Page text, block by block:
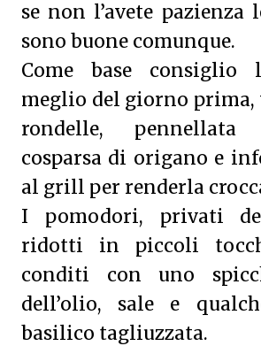
se non l’avete pazienza
sono buone comunque.
Come base consiglio
meglio del giorno prima,
rondelle,
cosparsa di origano e
al grill per renderla
I pomodori, privati
ridotti in piccoli
conditi con uno
dell’olio, sale e
basilico tagliuzzata.